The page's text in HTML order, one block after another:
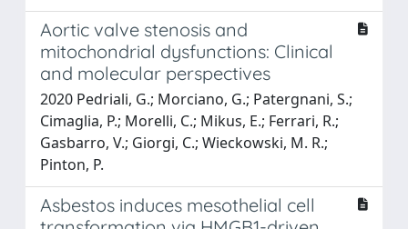
Aortic valve stenosis and
mitochondrial dysfunctions: Clinical
and molecular perspectives
2020 Pedriali, G.; Morciano, G.; Patergnani, S.;
Cimaglia, P.; Morelli, C.; Mikus, E.; Ferrari, R.;
Gasbarro, V.; Giorgi, C.; Wieckowski, M. R.;
Pinton, P.
Asbestos induces mesothelial cell